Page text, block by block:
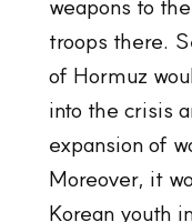
weapons to
troops there.
of Hormuz
into the crisis
expansion of
Moreover, it
Korean youth